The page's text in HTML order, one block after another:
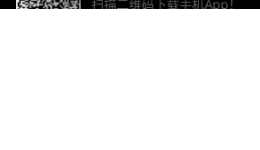
扫描二维码下载手机App！